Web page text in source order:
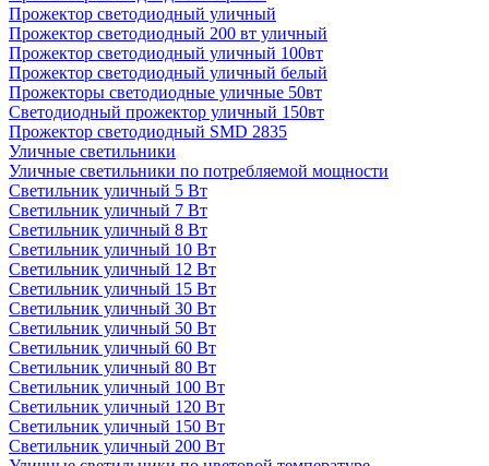
Прожектор светодиодный уличный
Прожектор светодиодный 200 вт уличный
Прожектор светодиодный уличный 100вт
Прожектор светодиодный уличный белый
Прожекторы светодиодные уличные 50вт
Светодиодный прожектор уличный 150вт
Прожектор светодиодный SMD 2835
Уличные светильники
Уличные светильники по потребляемой мощности
Светильник уличный 5 Вт
Светильник уличный 7 Вт
Светильник уличный 8 Вт
Светильник уличный 10 Вт
Светильник уличный 12 Вт
Светильник уличный 15 Вт
Светильник уличный 30 Вт
Светильник уличный 50 Вт
Светильник уличный 60 Вт
Светильник уличный 80 Вт
Светильник уличный 100 Вт
Светильник уличный 120 Вт
Светильник уличный 150 Вт
Светильник уличный 200 Вт